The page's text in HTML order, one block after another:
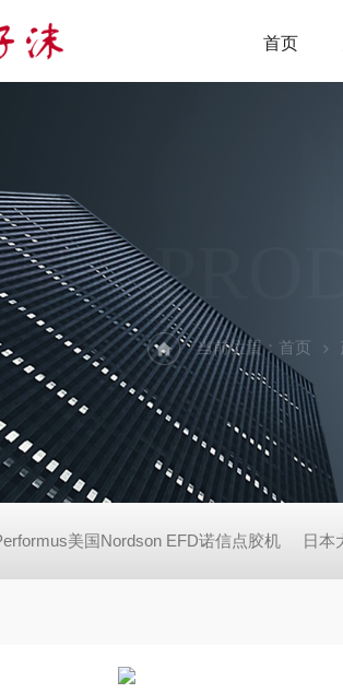
首页
当前位置： 首页
美国Nordson EFD诺信点胶机 日本